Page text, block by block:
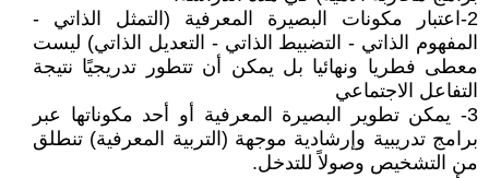
2-اعتبار مكونات البصيرة المعرفية (التمثل الذاتي -
المفهوم الذاتي - التضبيط الذاتي - التعديل الذاتي) ليست
معطى فطريا ونهائيا بل يمكن أن تتطور تدريجيًا نتيجة
التفاعل الاجتماعي
3- يمكن تطوير البصيرة المعرفية أو أحد مكوناتها عبر
برامج تدريبية وإرشادية موجهة (التربية المعرفية) تنطلق
من التشخيص وصولاً للتدخل.